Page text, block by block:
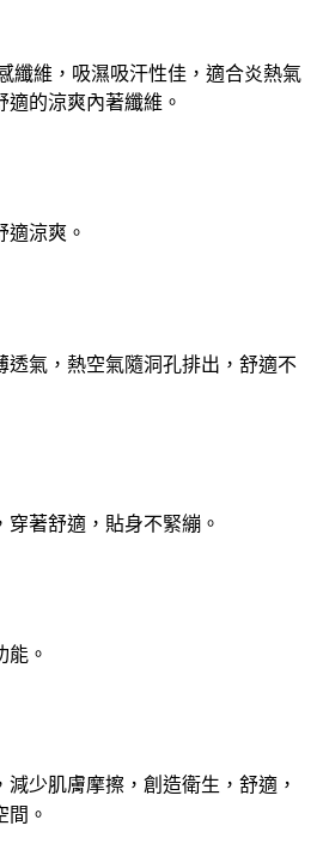
纖維，吸濕吸汗性佳，適合炎熱氣
的涼爽內著纖維。
適涼爽。
透氣，熱空氣隨洞孔排出，舒適不
著舒適，貼身不緊繃。
能。
少肌膚摩擦，創造衛生，舒適，
間。